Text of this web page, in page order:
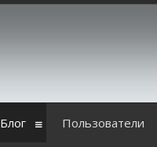
Блог Пользователи